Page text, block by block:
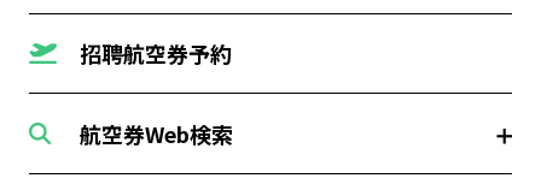
招聘航空券予約
航空券Web検索